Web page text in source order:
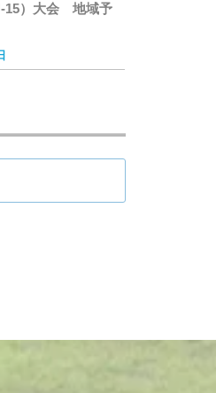
15）大会 地域予